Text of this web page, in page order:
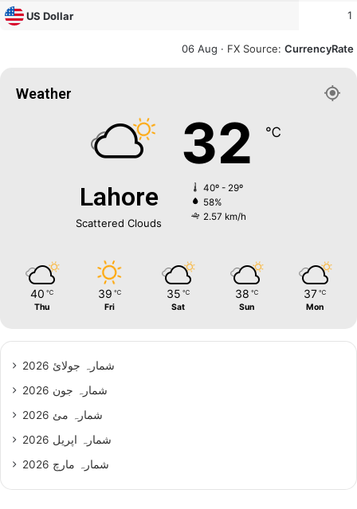
US Dollar 1
06 Aug · FX Source: CurrencyRate
Weather
Lahore
Scattered Clouds
32 ℃
40º - 29º
58%
2.57 km/h
40 ℃
Thu
39 ℃
Fri
35 ℃
Sat
38 ℃
Sun
37 ℃
Mon
شمارہ جولائ 2026
شمارہ جون 2026
شمارہ مئ 2026
شمارہ اپریل 2026
شمارہ مارچ 2026